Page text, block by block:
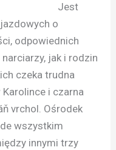
Jest
o
odpowiednich
jak i rodzin
czeka trudna
i czarna
vrchol. Ośrodek
wszystkim
innymi trzy